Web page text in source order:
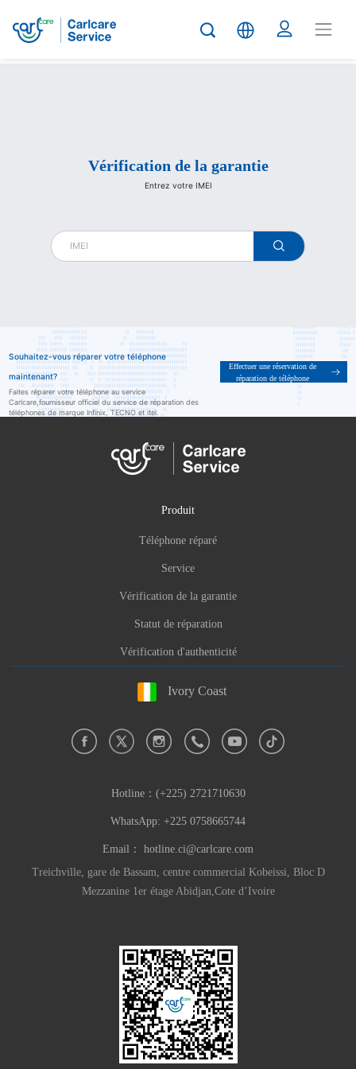
Carlcare
check
Vérification de la garantie
Entrez votre IMEI
Souhaitez-vous réparer votre téléphone
maintenant?
Faites réparer votre téléphone au service
Carlcare,fournisseur officiel du service de réparation des
téléphones de marque Infinix, TECNO et itel.
Effectuer une réservation de
réparation de téléphone
Produit
Téléphone réparé
Service
Vérification de la garantie
Statut de réparation
Vérification d'authenticité
Ivory Coast
Hotline： (+225) 2721710630
WhatsApp: +225 0758665744
Email： hotline.ci@carlcare.com
Treichville, gare de Bassam, centre commercial Kobeissi, Bloc D
Mezzanine 1er étage Abidjan,Cote d’Ivoire